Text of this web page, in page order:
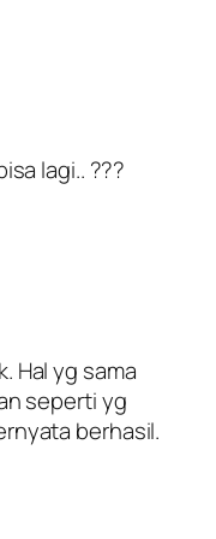
lagi.. ???
Hal yg sama
seperti yg
berhasil.